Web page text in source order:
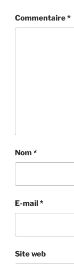
Commentaire*
Nom*
E-mail*
Site web